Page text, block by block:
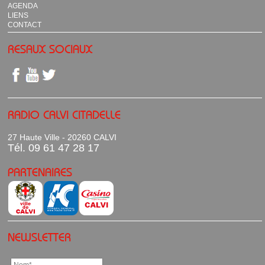
AGENDA
LIENS
CONTACT
RESAUX SOCIAUX
RADIO CALVI CITADELLE
27 Haute Ville - 20260 CALVI
Tél. 09 61 47 28 17
PARTENAIRES
NEWSLETTER